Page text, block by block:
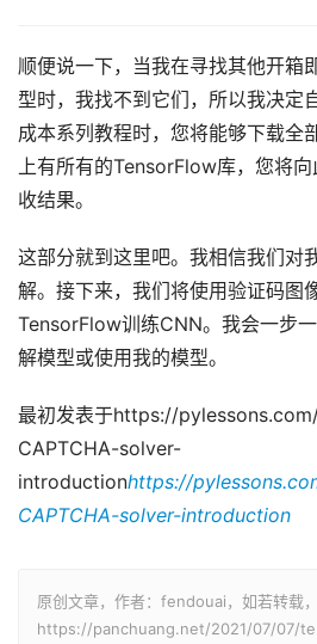
顺便说一下，当我在寻找其他开箱
型时，我找不到它们，所以我决定
成本系列教程时，您将能够下载全
上有所有的TensorFlow库，您将
收结果。
这部分就到这里吧。我相信我们对
解。接下来，我们将使用验证码图
TensorFlow训练CNN。我会一步
解模型或使用我的模型。
最初发表于https://
CAPTCHA-solver-
introductionhttps://
CAPTCHA-solver-introduction
原创文章，作者：fendouai，如若转载，
https://panchuang.net/2021/07/07/